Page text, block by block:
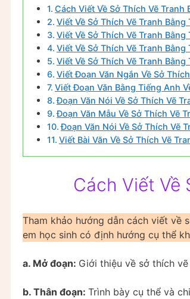
Cách Viết Về Sở Thích Vẽ Tranh
Viết Về Sở Thích Vẽ Tranh Bằng
Viết Về Sở Thích Vẽ Tranh
Viết Về Sở Thích Vẽ Tranh
Viết Về Sở Thích Vẽ Tranh
Viết Đoạn Văn Ngắn Về Sở
Viết Đoạn Văn Bằng Tiếng Anh
Đoạn Văn Nói Về Sở Thích Vẽ
Đoạn Văn Mẫu Về Sở Thích Vẽ
Đoạn Văn Nói Về Sở Thích Vẽ
Viết Bài Văn Về Sở Thích Vẽ
Cách Viết Về
Tham khảo hướng dẫn cách viết về
em học sinh có định hướng cụ thể
a. Mở đoạn: Giới thiệu về sở thích
b. Thân đoạn: Trình bày cụ thể và